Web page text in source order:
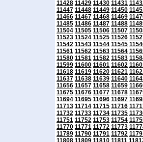
11428 11429 11430 11431
11447 11448 11449 11450
11466 11467 11468 11469
11485 11486 11487 11488
11504 11505 11506 11507
11523 11524 11525 11526
11542 11543 11544 11545
11561 11562 11563 11564
11580 11581 11582 11583
11599 11600 11601 11602
11618 11619 11620 11621
11637 11638 11639 11640
11656 11657 11658 11659
11675 11676 11677 11678
11694 11695 11696 11697
11713 11714 11715 11716
11732 11733 11734 11735
11751 11752 11753 11754
11770 11771 11772 11773
11789 11790 11791 11792
11808 11809 11810 11811